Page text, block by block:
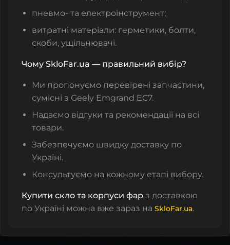
пневмо- та електроінструмент;
витратні матеріали: герметики, болти,
скоби, ущільнювачі.
Чому SkloFar.ua — правильний вибір?
Ми пропонуємо перевірені запчастини,
сумісні з Geely Emgrand EC7.
Надаємо відгуки та рекомендації на всі
товари.
Забезпечуємо швидку доставку по
Україні.
Консультуємо на кожному етапі вибору.
Купити скло та корпуси фар з доставкою
по Україні можна вже зараз на SkloFar.ua.